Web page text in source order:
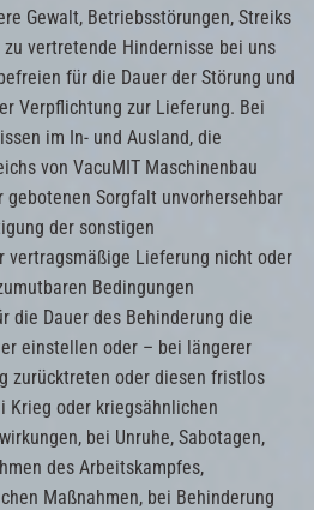
Gewalt, Betriebsstörungen, Streiks
vertretende Hindernisse bei uns
für die Dauer der Störung und
Verpflichtung zur Lieferung. Bei
im In- und Ausland, die
von VacuMIT Maschinenbau
gebotenen Sorgfalt unvorhersehbar
der sonstigen
vertragsmäßige Lieferung nicht oder
Bedingungen
die Dauer des Behinderung die
einstellen oder – bei längerer
zurücktreten oder diesen fristlos
Krieg oder kriegsähnlichen
bei Unruhe, Sabotagen,
des Arbeitskampfes,
Maßnahmen, bei Behinderung